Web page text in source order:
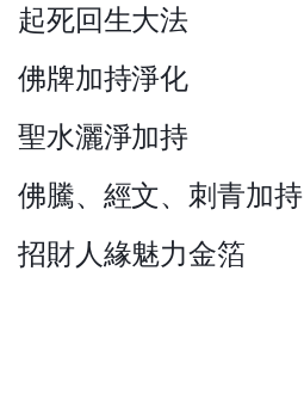
起死回生大法
佛牌加持淨化
聖水灑淨加持
佛騰、經文、刺青加持
招財人緣魅力金箔